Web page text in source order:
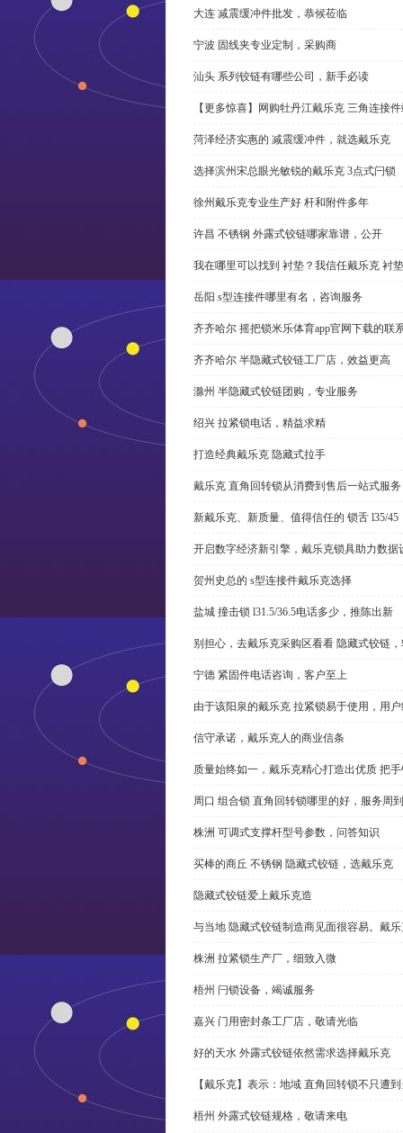
大连 减震缓冲件批发，恭候莅临
宁波 固线夹专业定制，采购商
汕头 系列铰链有哪些公司，新手必读
【更多惊喜】网购牡丹江戴乐克 三角连接
菏泽经济实惠的 减震缓冲件，就选戴乐克
选择滨州宋总眼光敏锐的戴乐克 3点式闩锁
徐州戴乐克专业生产好 杆和附件多年
许昌 不锈钢 外露式铰链哪家靠谱，公开
我在哪里可以找到 衬垫？我信任戴乐克 衬
岳阳 s型连接件哪里有名，咨询服务
齐齐哈尔 摇把锁米乐体育app官网下载的联
齐齐哈尔 半隐藏式铰链工厂店，效益更高
滁州 半隐藏式铰链团购，专业服务
绍兴 拉紧锁电话，精益求精
打造经典戴乐克 隐藏式拉手
戴乐克 直角回转锁从消费到售后一站式服务
新戴乐克、新质量、值得信任的 锁舌 l35/45
开启数字经济新引擎，戴乐克锁具助力数据
贺州史总的 s型连接件戴乐克选择
盐城 撞击锁 l31.5/36.5电话多少，推陈出新
别担心，去戴乐克采购区看看 隐藏式铰链
宁德 紧固件电话咨询，客户至上
由于该阳泉的戴乐克 拉紧锁易于使用，用
信守承诺，戴乐克人的商业信条
质量始终如一，戴乐克精心打造出优质 把
周口 组合锁 直角回转锁哪里的好，服务周到
株洲 可调式支撑杆型号参数，问答知识
买棒的商丘 不锈钢 隐藏式铰链，选戴乐克
隐藏式铰链爱上戴乐克造
与当地 隐藏式铰链制造商见面很容易。戴
株洲 拉紧锁生产厂，细致入微
梧州 闩锁设备，竭诚服务
嘉兴 门用密封条工厂店，敬请光临
好的天水 外露式铰链依然需求选择戴乐克
【戴乐克】表示：地域 直角回转锁不只遭
梧州 外露式铰链规格，敬请来电